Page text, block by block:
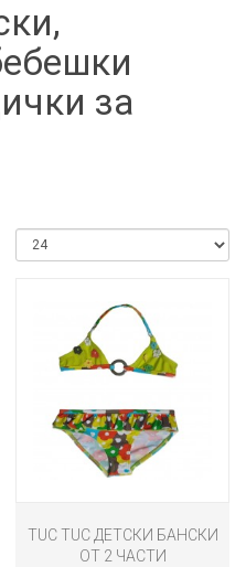
за
TUC TUC ДЕТСКИ БАНСКИ
ОТ 2 ЧАСТИ